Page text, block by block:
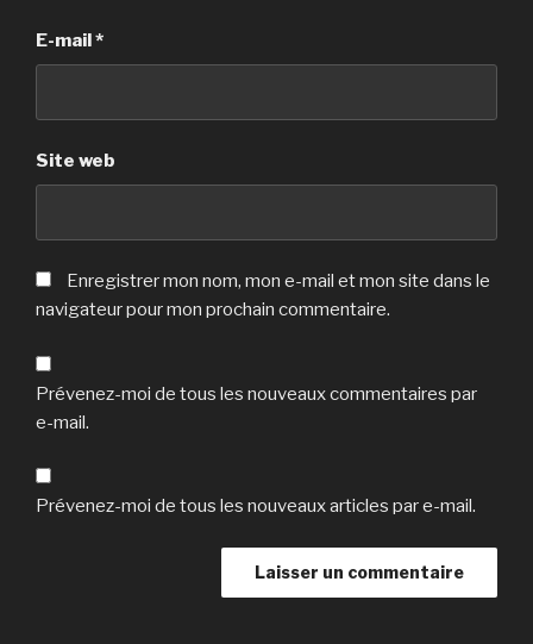
E-mail*
Site web
Enregistrer mon nom, mon e-mail et mon site dans le
navigateur pour mon prochain commentaire.
Prévenez-moi de tous les nouveaux commentaires par
e-mail.
Prévenez-moi de tous les nouveaux articles par e-mail.